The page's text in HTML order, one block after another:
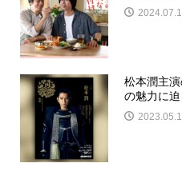
松本潤主演
の魅力に